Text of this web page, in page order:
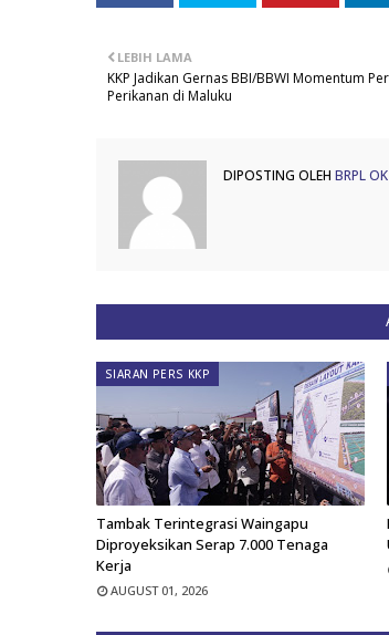
LEBIH LAMA
KKP Jadikan Gernas BBI/BBWI Momentum
Perikanan di Maluku
DIPOSTING OLEH BRPL OK
SIARAN PERS KKP
Tambak Terintegrasi Waingapu
Diproyeksikan Serap 7.000 Tenaga
Kerja
AUGUST 01, 2026